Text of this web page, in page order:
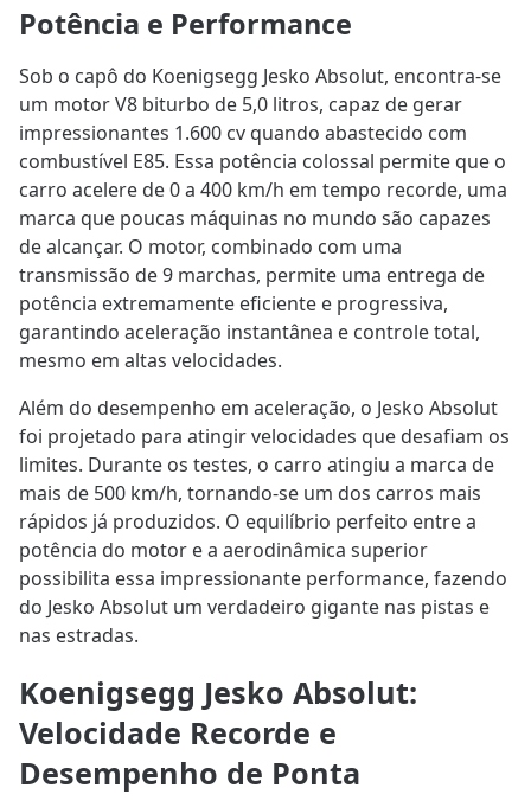
Potência e Performance
Sob o capô do Koenigsegg Jesko Absolut, encontra-se
um motor V8 biturbo de 5,0 litros, capaz de gerar
impressionantes 1.600 cv quando abastecido com
combustível E85. Essa potência colossal permite que o
carro acelere de 0 a 400 km/h em tempo recorde, uma
marca que poucas máquinas no mundo são capazes
de alcançar. O motor, combinado com uma
transmissão de 9 marchas, permite uma entrega de
potência extremamente eficiente e progressiva,
garantindo aceleração instantânea e controle total,
mesmo em altas velocidades.
Além do desempenho em aceleração, o Jesko Absolut
foi projetado para atingir velocidades que desafiam os
limites. Durante os testes, o carro atingiu a marca de
mais de 500 km/h, tornando-se um dos carros mais
rápidos já produzidos. O equilíbrio perfeito entre a
potência do motor e a aerodinâmica superior
possibilita essa impressionante performance, fazendo
do Jesko Absolut um verdadeiro gigante nas pistas e
nas estradas.
Koenigsegg Jesko Absolut:
Velocidade Recorde e
Desempenho de Ponta